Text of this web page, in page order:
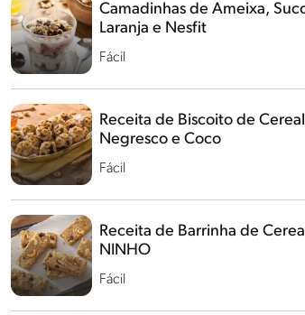
Fácil
Camadinhas de Ameixa,
Laranja e Nesfit
Fácil
Receita de Biscoito de
Negresco e Coco
Fácil
Receita de Barrinha de
NINHO